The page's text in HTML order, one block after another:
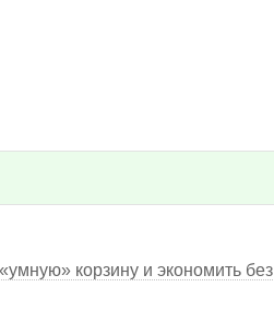
корзину и экономить без